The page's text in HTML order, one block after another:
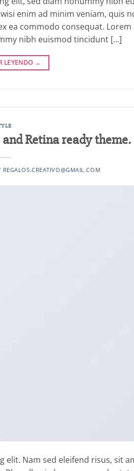
enim ad minim veniam, quis
ea commodo consequat.
nibh euismod tincidunt […]
LEYENDO →
Retina ready theme.
REGALOS.CREATIVO@GMAIL.COM
elit. Nam sed eleifend risus, sit